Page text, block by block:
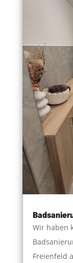
Wir haben
Freienfeld